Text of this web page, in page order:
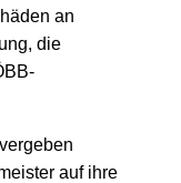
an
die
auf ihre